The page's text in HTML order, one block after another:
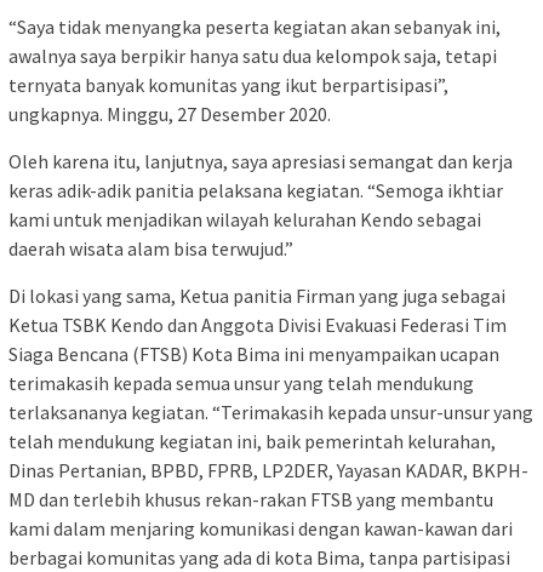
“Saya tidak menyangka peserta kegiatan akan sebanyak ini,
awalnya saya berpikir hanya satu dua kelompok saja, tetapi
ternyata banyak komunitas yang ikut berpartisipasi”,
ungkapnya. Minggu, 27 Desember 2020.
Oleh karena itu, lanjutnya, saya apresiasi semangat dan kerja
keras adik-adik panitia pelaksana kegiatan. “Semoga ikhtiar
kami untuk menjadikan wilayah kelurahan Kendo sebagai
daerah wisata alam bisa terwujud.”
Di lokasi yang sama, Ketua panitia Firman yang juga sebagai
Ketua TSBK Kendo dan Anggota Divisi Evakuasi Federasi Tim
Siaga Bencana (FTSB) Kota Bima ini menyampaikan ucapan
terimakasih kepada semua unsur yang telah mendukung
terlaksananya kegiatan. “Terimakasih kepada unsur-unsur yang
telah mendukung kegiatan ini, baik pemerintah kelurahan,
Dinas Pertanian, BPBD, FPRB, LP2DER, Yayasan KADAR, BKPH-
MD dan terlebih khusus rekan-rakan FTSB yang membantu
kami dalam menjaring komunikasi dengan kawan-kawan dari
berbagai komunitas yang ada di kota Bima, tanpa partisipasi